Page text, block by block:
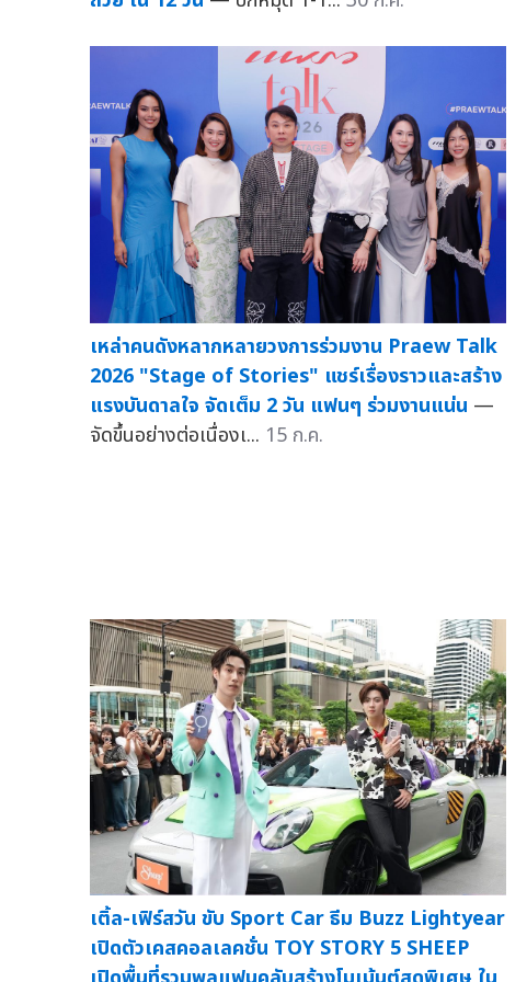
เหล่าคนดังหลากหลายวงการร่วมงาน Praew Talk
2026 "Stage of Stories" แชร์เรื่องราวและสร้าง
แรงบันดาลใจ จัดเต็ม 2 วัน แฟนๆ ร่วมงานแน่น —
จัดขึ้นอย่างต่อเนื่องเ... 15 ก.ค.
เติ้ล-เฟิร์สวัน ขับ Sport Car ธีม Buzz Lightyear
เปิดตัวเคสคอลเลคชั่น TOY STORY 5 SHEEP